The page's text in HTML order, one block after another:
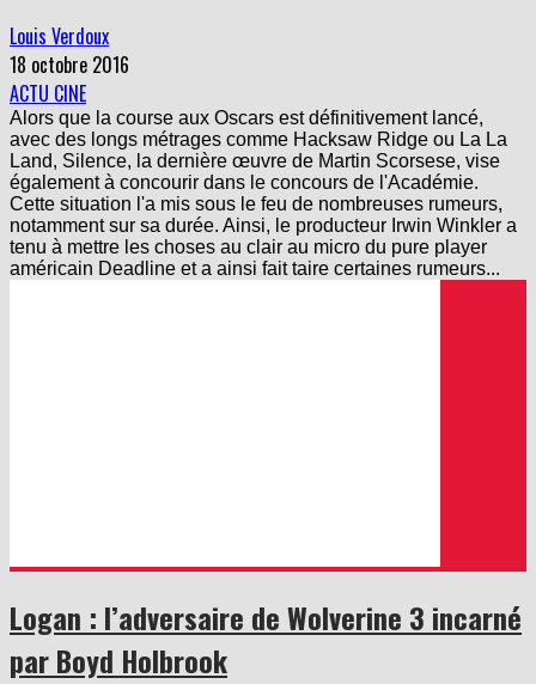
Louis Verdoux
18 octobre 2016
ACTU CINE
Alors que la course aux Oscars est définitivement lancé,
avec des longs métrages comme Hacksaw Ridge ou La La
Land, Silence, la dernière œuvre de Martin Scorsese, vise
également à concourir dans le concours de l'Académie.
Cette situation l'a mis sous le feu de nombreuses rumeurs,
notamment sur sa durée. Ainsi, le producteur Irwin Winkler a
tenu à mettre les choses au clair au micro du pure player
américain Deadline et a ainsi fait taire certaines rumeurs...
Logan : l’adversaire de Wolverine 3 incarné
par Boyd Holbrook